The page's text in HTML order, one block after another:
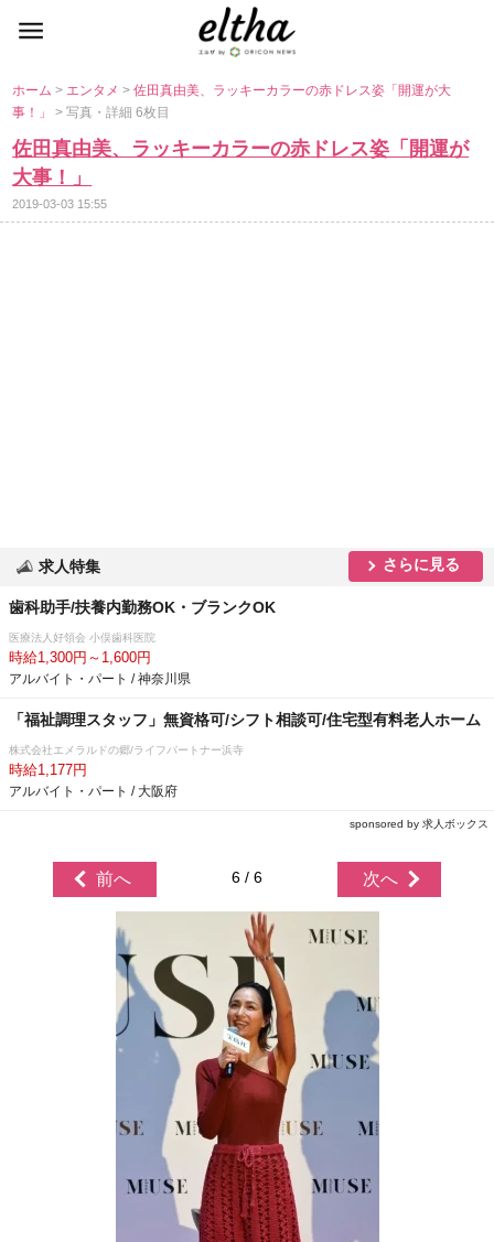
ホーム> エンタメ>佐田真由美、ラッキーカラーの赤ドレス姿「開運が大
事！」> 写真・詳細 6枚目
佐田真由美、ラッキーカラーの赤ドレス姿「開運が
大事！」
2019-03-03 15:55
求人特集 さらに見る
歯科助手/扶養内勤務OK・ブランクOK
医療法人好領会 小俣歯科医院
時給1,300円～1,600円
アルバイト・パート / 神奈川県
「福祉調理スタッフ」無資格可/シフト相談可/住宅型有料老人ホーム
株式会社エメラルドの郷/ライフパートナー浜寺
時給1,177円
アルバイト・パート / 大阪府
sponsored by 求人ボックス
前へ 6 / 6 次へ